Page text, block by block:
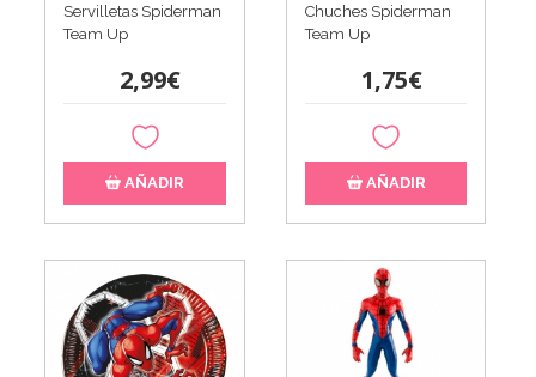
Servilletas Spiderman
Team Up
2,99€
AÑADIR
Chuches Spiderman
Team Up
1,75€
AÑADIR